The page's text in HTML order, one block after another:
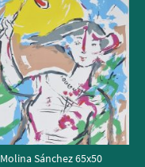
Molina Sánchez 65x50